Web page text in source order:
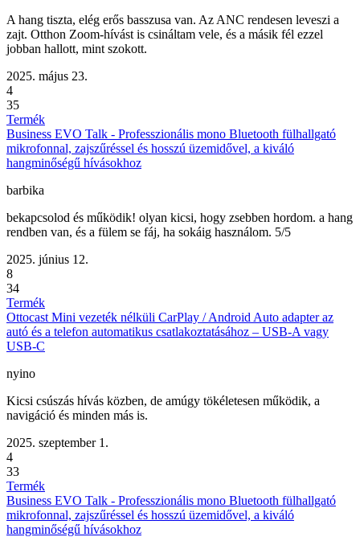
A hang tiszta, elég erős basszusa van. Az ANC rendesen leveszi a
zajt. Otthon Zoom-hívást is csináltam vele, és a másik fél ezzel
jobban hallott, mint szokott.
2025. május 23.
4
35
Termék
Business EVO Talk - Professzionális mono Bluetooth fülhallgató
mikrofonnal, zajszűréssel és hosszú üzemidővel, a kiváló
hangminőségű hívásokhoz
barbika
bekapcsolod és működik! olyan kicsi, hogy zsebben hordom. a hang
rendben van, és a fülem se fáj, ha sokáig használom. 5/5
2025. június 12.
8
34
Termék
Ottocast Mini vezeték nélküli CarPlay / Android Auto adapter az
autó és a telefon automatikus csatlakoztatásához – USB-A vagy
USB-C
nyino
Kicsi csúszás hívás közben, de amúgy tökéletesen működik, a
navigáció és minden más is.
2025. szeptember 1.
4
33
Termék
Business EVO Talk - Professzionális mono Bluetooth fülhallgató
mikrofonnal, zajszűréssel és hosszú üzemidővel, a kiváló
hangminőségű hívásokhoz